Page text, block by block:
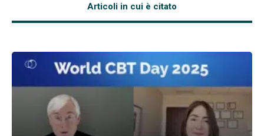
Articoli in cui è citato